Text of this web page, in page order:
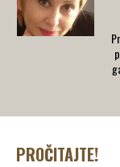
PROČITAJTE!